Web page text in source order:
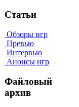
Статьи
Обзоры игр
Превью
Интервью
Анонсы игр
Файловый
архив